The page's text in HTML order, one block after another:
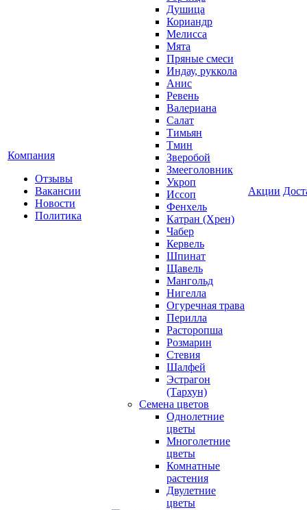
Компания
Отзывы
Вакансии
Новости
Политика
Душица
Кориандр
Мелисса
Мята
Пряные смеси
Индау, руккола
Анис
Ревень
Валериана
Салат
Тимьян
Тмин
Зверобой
Змееголовник
Укроп
Иссоп
Фенхель
Катран (Хрен)
Чабер
Кервель
Шпинат
Щавель
Мангольд
Нигелла
Огуречная трава
Перилла
Расторопша
Розмарин
Стевия
Шалфей
Эстрагон
(Тархун)
Семена цветов
Однолетние
цветы
Многолетние
цветы
Комнатные
растения
Двулетние
цветы
Акции